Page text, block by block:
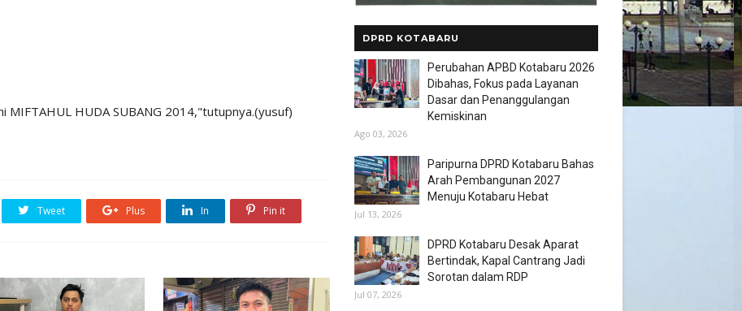
MIFTAHUL HUDA SUBANG 2014,"tutupnya.(yusuf)
Tweet Plus In Pin it
DPRD KOTABARU
Perubahan APBD Kotabaru 2026
Dibahas, Fokus pada Layanan
Dasar dan Penanggulangan
Kemiskinan
Ago 03, 2026
Paripurna DPRD Kotabaru Bahas
Arah Pembangunan 2027
Menuju Kotabaru Hebat
Jul 13, 2026
DPRD Kotabaru Desak Aparat
Bertindak, Kapal Cantrang Jadi
Sorotan dalam RDP
Jul 07, 2026